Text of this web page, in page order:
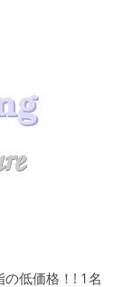
低価格！! 1名